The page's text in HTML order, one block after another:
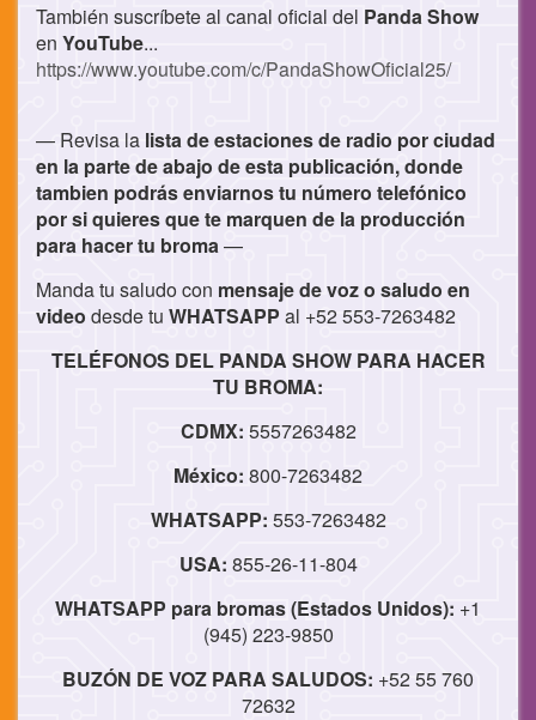
También suscríbete al canal oficial del Panda Show
en YouTube...
https://www.youtube.com/c/PandaShowOficial25/
— Revisa la lista de estaciones de radio por ciudad
en la parte de abajo de esta publicación, donde
tambien podrás enviarnos tu número telefónico
por si quieres que te marquen de la producción
para hacer tu broma—
Manda tu saludo con mensaje de voz o saludo en
video desde tu WHATSAPP al +52 553-7263482
TELÉFONOS DEL PANDA SHOW PARA HACER
TU BROMA:
CDMX: 5557263482
México: 800-7263482
WHATSAPP: 553-7263482
USA: 855-26-11-804
WHATSAPP para bromas (Estados Unidos): +1
(945) 223-9850
BUZÓN DE VOZ PARA SALUDOS: +52 55 760
72632